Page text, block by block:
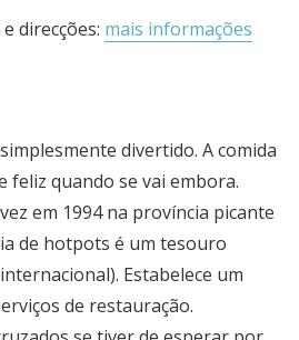
direcções: mais informações
divertido. A comida
feliz quando se vai embora.
em 1994 na província picante
de hotpots é um tesouro
Estabelece um
de restauração.